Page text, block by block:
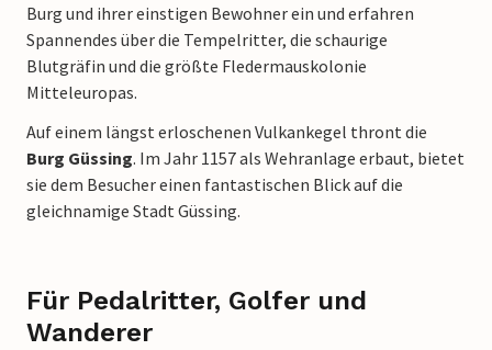
Burg und ihrer einstigen Bewohner ein und erfahren
Spannendes über die Tempelritter, die schaurige
Blutgräfin und die größte Fledermauskolonie
Mitteleuropas.
Auf einem längst erloschenen Vulkankegel thront die
Burg Güssing. Im Jahr 1157 als Wehranlage erbaut, bietet
sie dem Besucher einen fantastischen Blick auf die
gleichnamige Stadt Güssing.
Für Pedalritter, Golfer und
Wanderer